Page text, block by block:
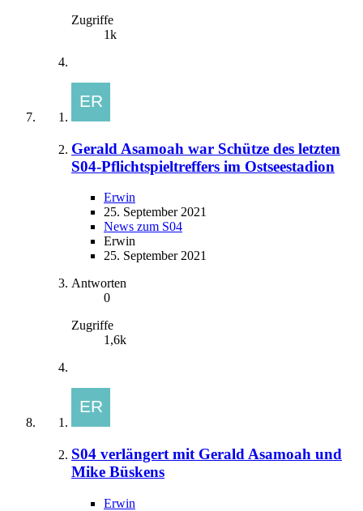
Zugriffe
1k
Gerald Asamoah war Schütze des letzten
S04-Pflichtspieltreffers im Ostseestadion
Erwin
25. September 2021
News zum S04
Erwin
25. September 2021
Antworten
0
Zugriffe
1,6k
S04 verlängert mit Gerald Asamoah und
Mike Büskens
Erwin